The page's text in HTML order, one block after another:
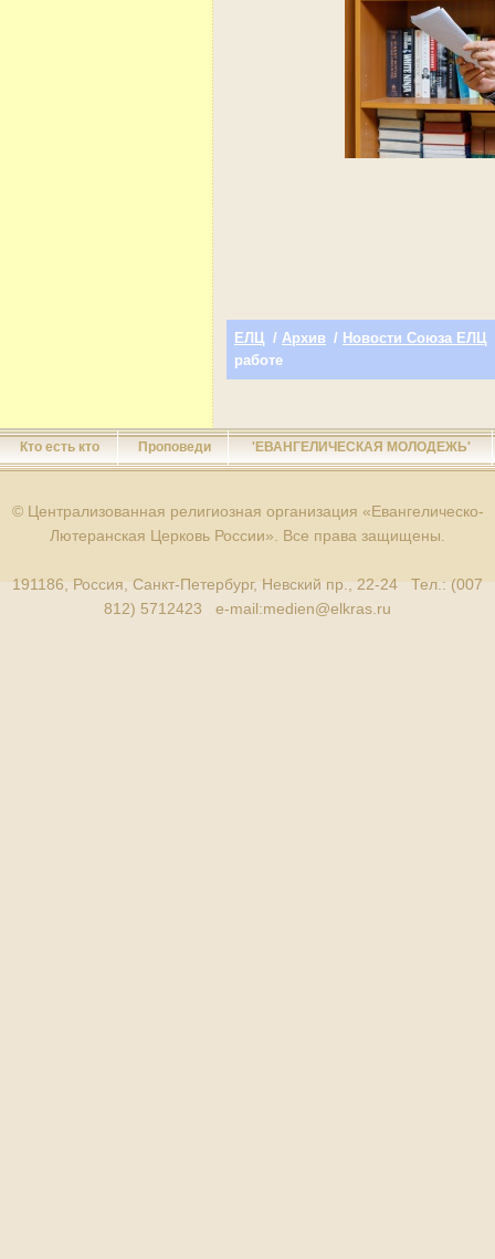
ЕЛЦ / Архив / Новости Союза ЕЛЦ
работе
Кто есть кто Проповеди 'ЕВАНГЕЛИЧЕСКАЯ МОЛОДЕЖЬ'
© Централизованная религиозная организация «Евангелическо-
Лютеранская Церковь России». Все права защищены.
191186, Россия, Санкт-Петербург, Невский пр., 22-24 Тел.: (007
812) 5712423 e-mail:medien@elkras.ru